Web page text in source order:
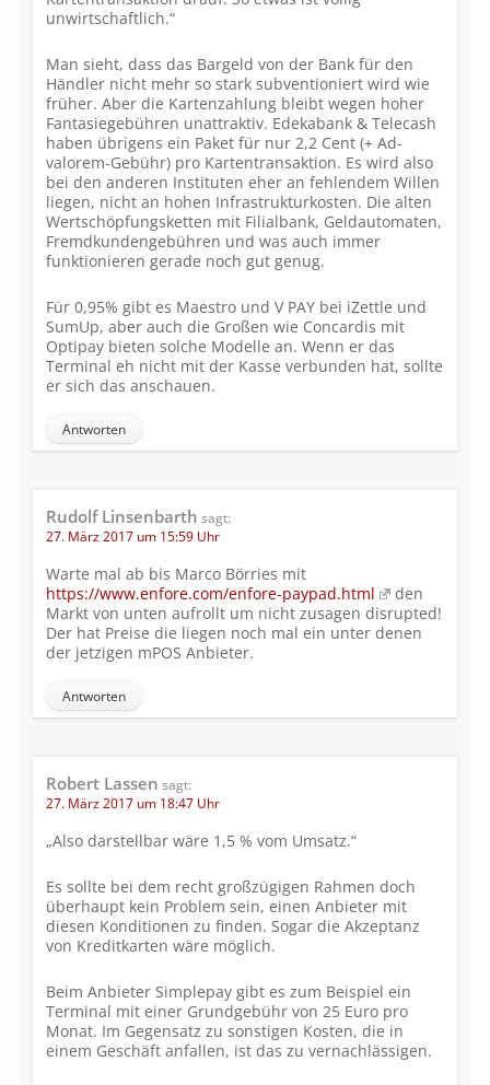
unwirtschaftlich.“
Man sieht, dass das Bargeld von der Bank für den
Händler nicht mehr so stark subventioniert wird wie
früher. Aber die Kartenzahlung bleibt wegen hoher
Fantasiegebühren unattraktiv. Edekabank & Telecash
haben übrigens ein Paket für nur 2,2 Cent (+ Ad-
valorem-Gebühr) pro Kartentransaktion. Es wird also
bei den anderen Instituten eher an fehlendem Willen
liegen, nicht an hohen Infrastrukturkosten. Die alten
Wertschöpfungsketten mit Filialbank, Geldautomaten,
Fremdkundengebühren und was auch immer
funktionieren gerade noch gut genug.
Für 0,95% gibt es Maestro und V PAY bei iZettle und
SumUp, aber auch die Großen wie Concardis mit
Optipay bieten solche Modelle an. Wenn er das
Terminal eh nicht mit der Kasse verbunden hat, sollte
er sich das anschauen.
Antworten
Rudolf Linsenbarth sagt:
27. März 2017 um 15:59 Uhr
Warte mal ab bis Marco Börries mit
https://www.enfore.com/enfore-paypad.html
den
Markt von unten aufrollt um nicht zusagen disrupted!
Der hat Preise die liegen noch mal ein unter denen
der jetzigen mPOS Anbieter.
Antworten
Robert Lassen sagt:
27. März 2017 um 18:47 Uhr
„Also darstellbar wäre 1,5 % vom Umsatz.“
Es sollte bei dem recht großzügigen Rahmen doch
überhaupt kein Problem sein, einen Anbieter mit
diesen Konditionen zu finden. Sogar die Akzeptanz
von Kreditkarten wäre möglich.
Beim Anbieter Simplepay gibt es zum Beispiel ein
Terminal mit einer Grundgebühr von 25 Euro pro
Monat. Im Gegensatz zu sonstigen Kosten, die in
einem Geschäft anfallen, ist das zu vernachlässigen.